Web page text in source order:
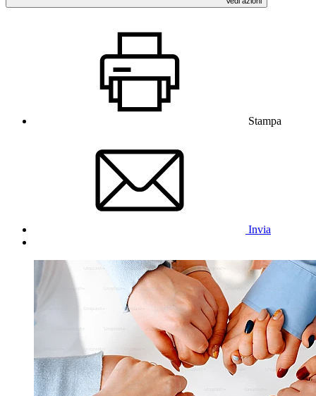
Stampa
Invia